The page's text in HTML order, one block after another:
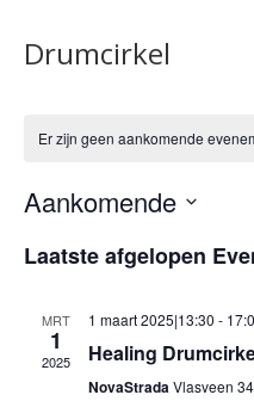
Drumcirkel
Er zijn geen aankomende
Aankomende
een
Laatste afgelopen
MRT
1
2025
1 maart 2025|13:30 -
Healing
NovaStradaVlasveen